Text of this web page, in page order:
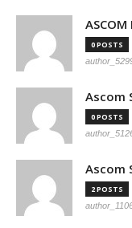
0 POSTS
Ascom
0 POSTS
Ascom
2 POSTS